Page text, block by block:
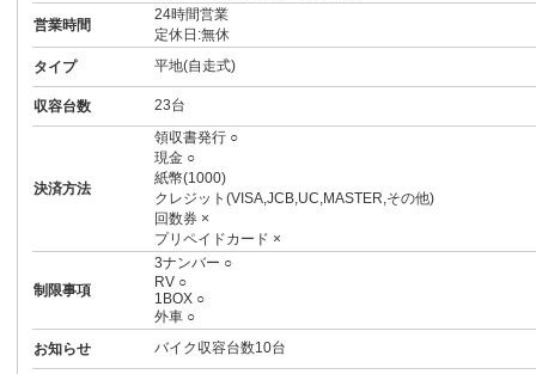
営業時間
24時間営業
定休日:無休
タイプ
平地(自走式)
収容台数 23台
決済方法
領収書発行 ○
現金 ○
紙幣(1000)
クレジット(VISA,JCB,UC,MASTER,その他)
回数券 ×
プリペイドカード ×
制限事項
3ナンバー ○
RV ○
1BOX ○
外車 ○
お知らせ
バイク収容台数10台